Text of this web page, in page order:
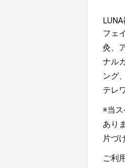
フェ
灸、
ナル
ング
テレ
※当
あり
片づ
ご利